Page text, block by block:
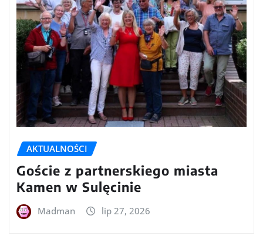
AKTUALNOŚCI
Goście z partnerskiego miasta
Kamen w Sulęcinie
Madman lip 27, 2026